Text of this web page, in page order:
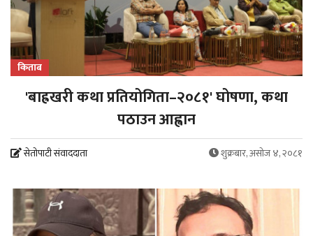
किताब
'बाह्रखरी कथा प्रतियोगिता–२०८१' घोषणा, कथा
पठाउन आह्वान
सेतोपाटी संवाददाता शुक्रबार, असोज ४, २०८१